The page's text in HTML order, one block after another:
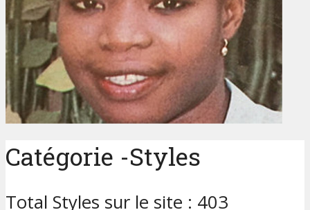
Catégorie -Styles
Total Styles sur le site : 403